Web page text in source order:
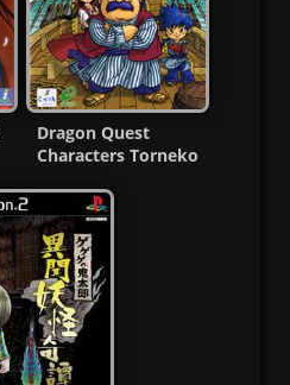
Dragon Quest
Characters Torneko
MF